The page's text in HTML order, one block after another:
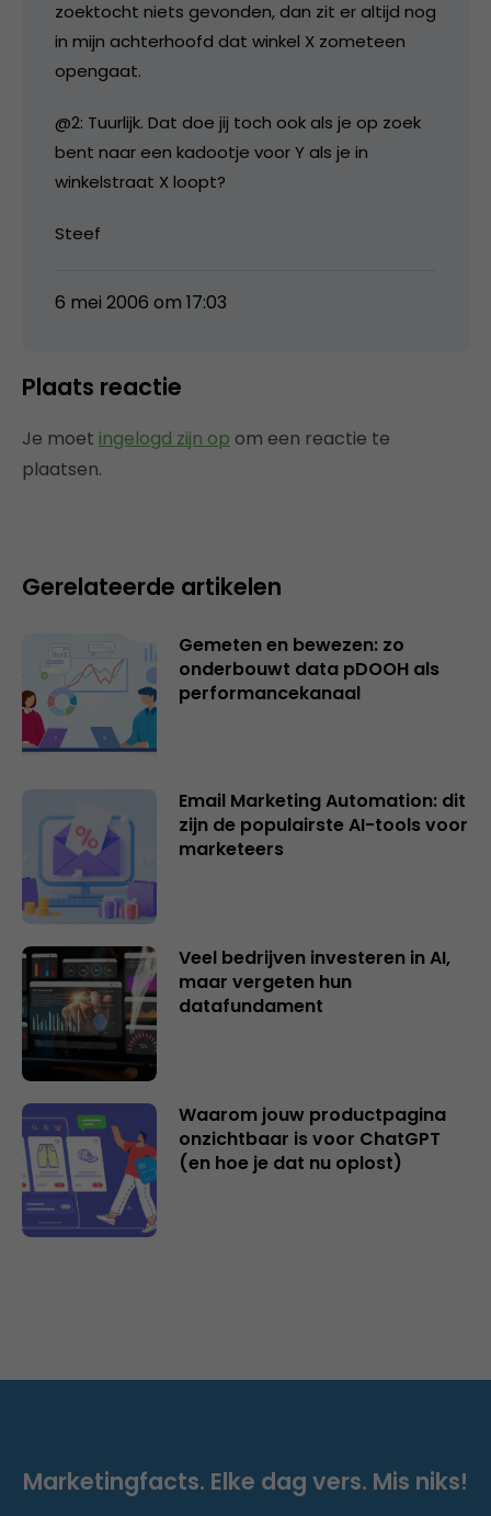
zoektocht niets gevonden, dan zit er altijd nog
in mijn achterhoofd dat winkel X zometeen
opengaat.
@2: Tuurlijk. Dat doe jij toch ook als je op zoek
bent naar een kadootje voor Y als je in
winkelstraat X loopt?
Steef
6 mei 2006 om 17:03
Plaats reactie
Je moet ingelogd zijn op om een reactie te
plaatsen.
Gerelateerde artikelen
Gemeten en bewezen: zo
onderbouwt data pDOOH als
performancekanaal
Email Marketing Automation: dit
zijn de populairste AI-tools voor
marketeers
Veel bedrijven investeren in AI,
maar vergeten hun
datafundament
Waarom jouw productpagina
onzichtbaar is voor ChatGPT
(en hoe je dat nu oplost)
Marketingfacts. Elke dag vers. Mis niks!